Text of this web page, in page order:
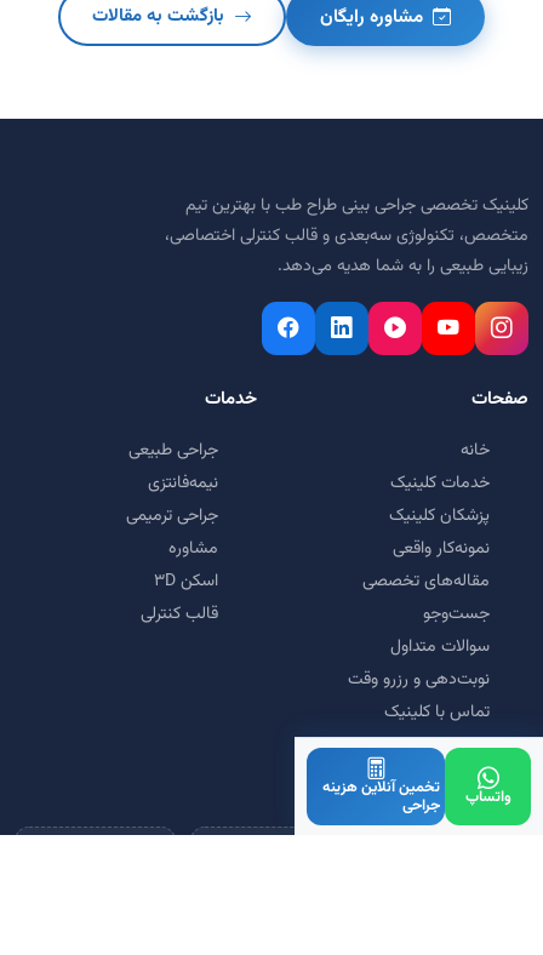
مشاوره رایگان بازگشت به مقالات
کلینیک تخصصی جراحی بینی طراح طب با بهترین تیم
متخصص، تکنولوژی سه‌بعدی و قالب کنترلی اختصاصی،
زیبایی طبیعی را به شما هدیه می‌دهد.
صفحات
خانه
خدمات کلینیک
پزشکان کلینیک
نمونه‌کار واقعی
مقاله‌های تخصصی
جست‌وجو
سوالات متداول
نوبت‌دهی و رزرو وقت
تماس با کلینیک
خدمات
جراحی طبیعی
نیمه‌فانتزی
جراحی ترمیمی
مشاوره
اسکن ۳D
قالب کنترلی
مورد تأیید و همکاری
واتساپ تخمین آنلاین هزینه
جراحی